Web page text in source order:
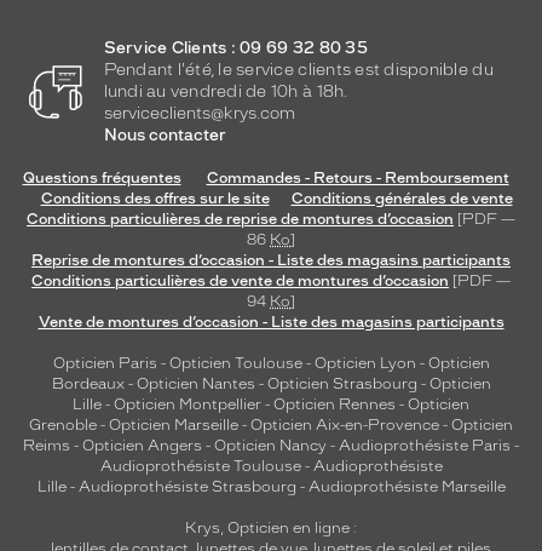
Service Clients : 09 69 32 80 35
Pendant l'été, le service clients est disponible du
lundi au vendredi de 10h à 18h.
serviceclients@krys.com
Nous contacter
Questions fréquentes
Commandes - Retours - Remboursement
Conditions des offres sur le site
Conditions générales de vente
Conditions particulières de reprise de montures d’occasion [PDF —
86 Ko]
Reprise de montures d’occasion - Liste des magasins participants
Conditions particulières de vente de montures d’occasion [PDF —
94 Ko]
Vente de montures d’occasion - Liste des magasins participants
Opticien Paris - Opticien Toulouse- Opticien Lyon - Opticien
Bordeaux- Opticien Nantes - Opticien Strasbourg - Opticien
Lille - Opticien Montpellier - Opticien Rennes - Opticien
Grenoble - Opticien Marseille - Opticien Aix-en-Provence - Opticien
Reims - Opticien Angers - Opticien Nancy - Audioprothésiste Paris -
Audioprothésiste Toulouse- Audioprothésiste
Lille- Audioprothésiste Strasbourg - Audioprothésiste Marseille
Krys, Opticien en ligne :